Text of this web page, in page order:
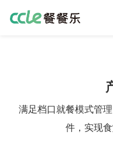
满足档口就餐模式管
件，实现